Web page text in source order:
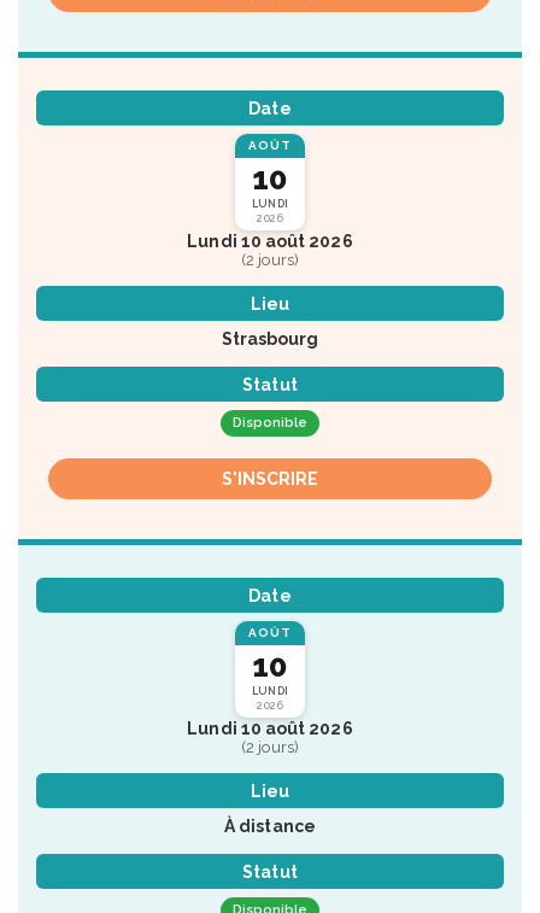
Date
AOÛT
10
LUNDI
2026
Lundi 10 août 2026
(2 jours)
Lieu
Strasbourg
Statut
Disponible
S'INSCRIRE
Date
AOÛT
10
LUNDI
2026
Lundi 10 août 2026
(2 jours)
Lieu
À distance
Statut
Disponible